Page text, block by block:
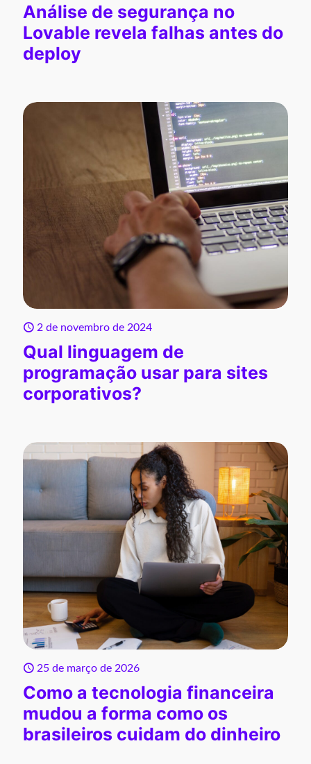
Análise de segurança no
Lovable revela falhas antes do
deploy
2 de novembro de 2024
Qual linguagem de
programação usar para sites
corporativos?
25 de março de 2026
Como a tecnologia financeira
mudou a forma como os
brasileiros cuidam do dinheiro